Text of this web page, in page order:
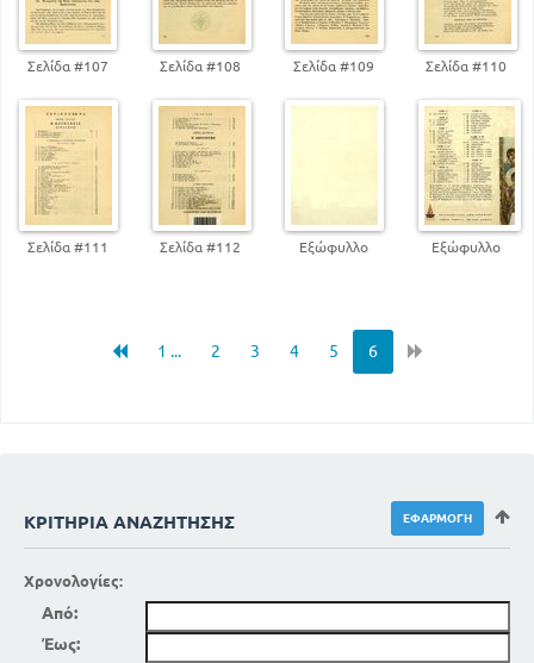
Σελίδα #107 Σελίδα #108 Σελίδα #109 Σελίδα #110
Σελίδα #111 Σελίδα #112 Εξώφυλλο Εξώφυλλο
1 ... 2 3 4 5 6
ΚΡΙΤΉΡΙΑ ΑΝΑΖΉΤΗΣΗΣ
Χρονολογίες:
Από:
Έως: